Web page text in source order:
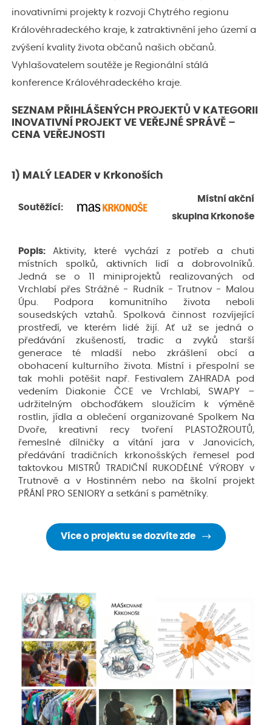
inovativními projekty k rozvoji Chytrého regionu
Královéhradeckého kraje, k zatraktivnění jeho území a
zvýšení kvality života občanů našich občanů.
Vyhlašovatelem soutěže je Regionální stálá
konference Královéhradeckého kraje.
SEZNAM PŘIHLÁŠENÝCH PROJEKTŮ V KATEGORII
INOVATIVNÍ PROJEKT VE VEŘEJNÉ SPRÁVĚ –
CENA VEŘEJNOSTI
1) MALÝ LEADER v Krkonoších
Soutěžící:
Místní akční
skupina Krkonoše
Popis: Aktivity, které vychází z potřeb a chuti
místních spolků, aktivních lidí a dobrovolníků.
Jedná se o 11 miniprojektů realizovaných od
Vrchlabí přes Strážné - Rudník - Trutnov - Malou
Úpu. Podpora komunitního života neboli
sousedských vztahů. Spolková činnost rozvíjející
prostředí, ve kterém lidé žijí. Ať už se jedná o
předávání zkušeností, tradic a zvyků starší
generace té mladší nebo zkrášlení obcí a
obohacení kulturního života. Místní i přespolní se
tak mohli potěšit např. Festivalem ZAHRADA pod
vedením Diakonie ČCE ve Vrchlabí, SWAPY –
udržitelným obchoďákem sloužícím k výměně
rostlin, jídla a oblečení organizované Spolkem Na
Dvoře, kreativní recy tvoření PLASTOŽROUTŮ,
řemeslné dílničky a vítání jara v Janovicích,
předávání tradičních krkonošských řemesel pod
taktovkou MISTRŮ TRADIČNÍ RUKODĚLNÉ VÝROBY v
Trutnově a v Hostinném nebo na školní projekt
PŘÁNÍ PRO SENIORY a setkání s pamětníky.
Více o projektu se dozvíte zde